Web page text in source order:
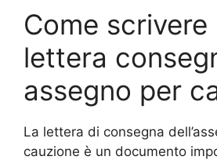
Come scrivere
lettera
assegno per
La lettera di consegna
cauzione è un documento